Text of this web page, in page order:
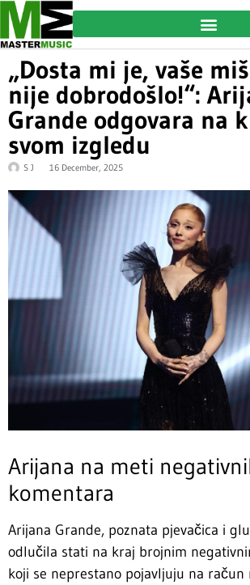
„Dosta mi je, vaše
nije dobrodošlo!“:
Grande odgovara na
svom izgledu
S J 16 December, 2025
Arijana na meti
komentara
Arijana Grande, poznata pjevačica i
odlučila stati na kraj brojnim
koji se neprestano pojavljuju na račun